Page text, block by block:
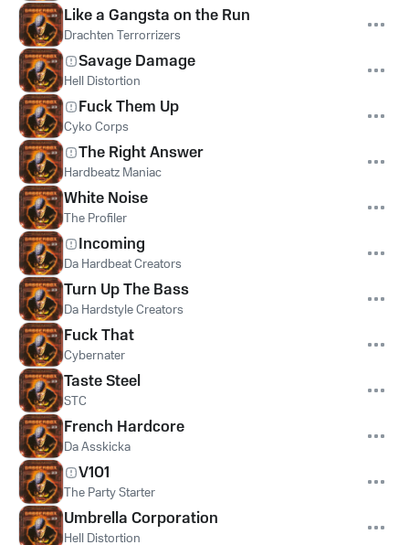
Like a Gangsta on the Run
Drachten Terrorrizers
Savage Damage
Hell Distortion
Fuck Them Up
Cyko Corps
The Right Answer
Hardbeatz Maniac
White Noise
The Profiler
Incoming
Da Hardbeat Creators
Turn Up The Bass
Da Hardstyle Creators
Fuck That
Cybernater
Taste Steel
STC
French Hardcore
Da Asskicka
V101
The Party Starter
Umbrella Corporation
Hell Distortion